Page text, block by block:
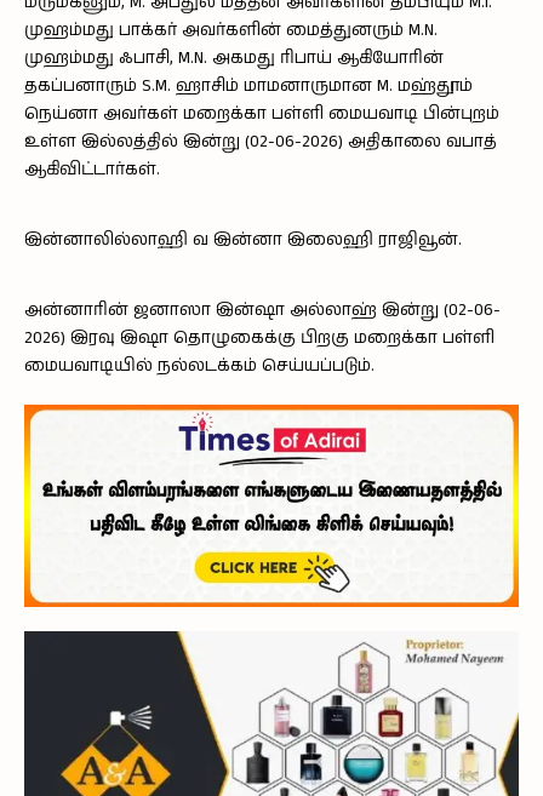
முஹம்மது பாக்கர் அவர்களின் மைத்துனரும் M.N.
முஹம்மது ஃபாசி, M.N. அகமது ரிபாய் ஆகியோரின்
தகப்பனாரும் S.M. ஹாசிம் மாமனாருமான M. மஹ்தூம்
நெய்னா அவர்கள் மறைக்கா பள்ளி மையவாடி பின்புறம்
உள்ள இல்லத்தில் இன்று (02-06-2026) அதிகாலை வபாத்
ஆகிவிட்டார்கள்.
இன்னாலில்லாஹி வ இன்னா இலைஹி ராஜிவூன்.
அன்னாரின் ஜனாஸா இன்ஷா அல்லாஹ் இன்று (02-06-
2026) இரவு இஷா தொழுகைக்கு பிறகு மறைக்கா பள்ளி
மையவாடியில் நல்லடக்கம் செய்யப்படும்.